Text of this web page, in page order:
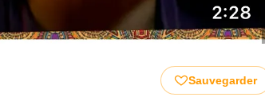
Sauvegarder